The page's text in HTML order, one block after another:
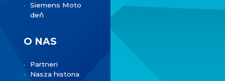
Siemens Moto
deň
O NAS
Partneri
Nasza historia